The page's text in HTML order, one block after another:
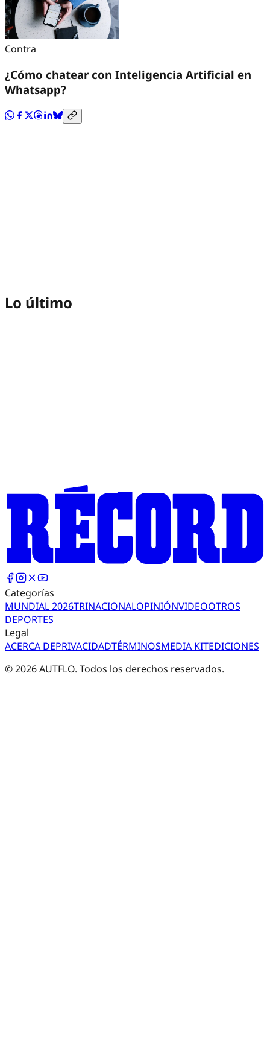
Contra
¿Cómo chatear con Inteligencia Artificial en
Whatsapp?
Lo último
Categorías
MUNDIAL 2026TRINACIONALOPINIÓNVIDEOOTROS
DEPORTES
Legal
ACERCA DEPRIVACIDADTÉRMINOSMEDIA KITEDICIONES
©2026AUTFLO. Todos los derechos reservados.